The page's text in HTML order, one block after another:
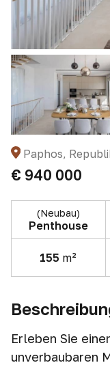
Paphos,
€ 940 000
(Neubau)
Penthouse
155 m²
Erleben Sie
unverbaubaren